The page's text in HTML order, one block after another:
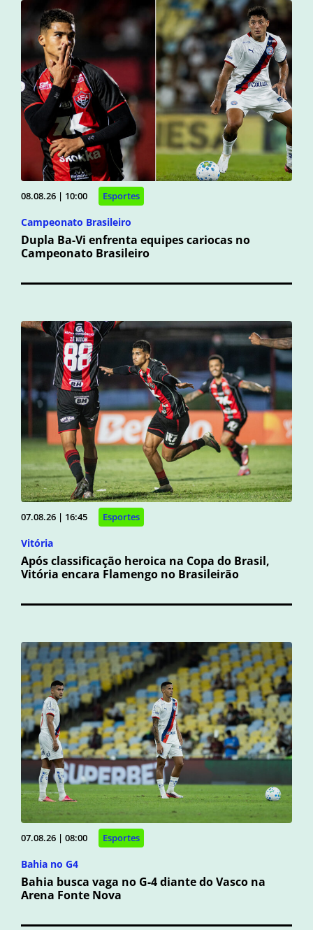
08.08.26 | 10:00 Esportes
Campeonato Brasileiro
Dupla Ba-Vi enfrenta equipes cariocas no
Campeonato Brasileiro
07.08.26 | 16:45 Esportes
Vitória
Após classificação heroica na Copa do Brasil,
Vitória encara Flamengo no Brasileirão
07.08.26 | 08:00 Esportes
Bahia no G4
Bahia busca vaga no G-4 diante do Vasco na
Arena Fonte Nova